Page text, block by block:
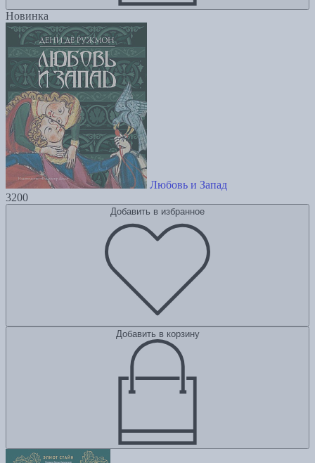
Новинка
Любовь и Запад
3200
Добавить в избранное
Добавить в корзину